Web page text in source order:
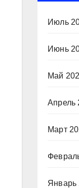
Июль
Июнь
Май
Апрель
Март
Январь